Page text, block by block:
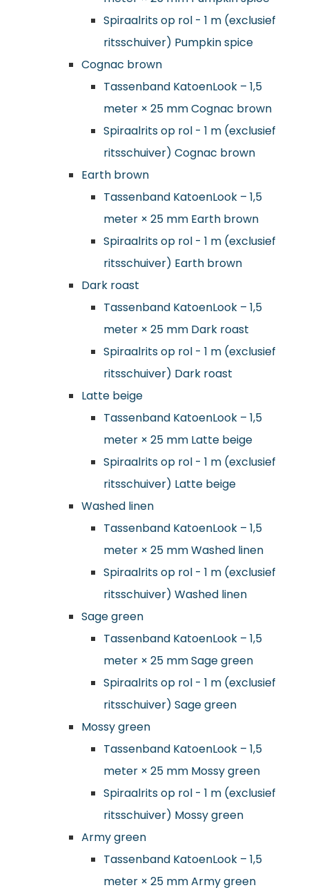
Spiraalrits op rol - 1 m (exclusief
ritsschuiver) Pumpkin spice
Cognac brown
Tassenband KatoenLook – 1,5
meter × 25 mm Cognac brown
Spiraalrits op rol - 1 m (exclusief
ritsschuiver) Cognac brown
Earth brown
Tassenband KatoenLook – 1,5
meter × 25 mm Earth brown
Spiraalrits op rol - 1 m (exclusief
ritsschuiver) Earth brown
Dark roast
Tassenband KatoenLook – 1,5
meter × 25 mm Dark roast
Spiraalrits op rol - 1 m (exclusief
ritsschuiver) Dark roast
Latte beige
Tassenband KatoenLook – 1,5
meter × 25 mm Latte beige
Spiraalrits op rol - 1 m (exclusief
ritsschuiver) Latte beige
Washed linen
Tassenband KatoenLook – 1,5
meter × 25 mm Washed linen
Spiraalrits op rol - 1 m (exclusief
ritsschuiver) Washed linen
Sage green
Tassenband KatoenLook – 1,5
meter × 25 mm Sage green
Spiraalrits op rol - 1 m (exclusief
ritsschuiver) Sage green
Mossy green
Tassenband KatoenLook – 1,5
meter × 25 mm Mossy green
Spiraalrits op rol - 1 m (exclusief
ritsschuiver) Mossy green
Army green
Tassenband KatoenLook – 1,5
meter × 25 mm Army green